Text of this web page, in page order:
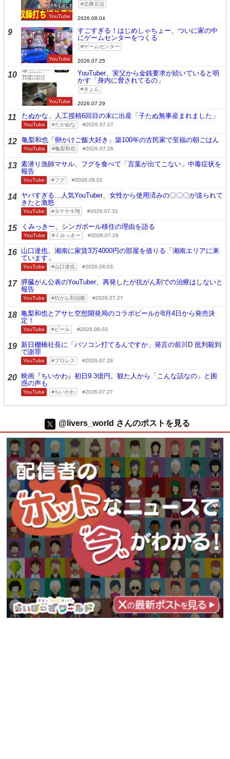
YouTube
北條元治
2026.08.04
9
YouTube
すごすぎる！はじめしゃちょー、ついに家の中
にゲームセンターをつくる
ゲームセンター
2026.07.25
10
YouTube
YouTuber、実父から金銭要求が続いていると明
かす「身内に脅されてるの」
きょん
2026.07.29
11 たぬかな、人工授精6回目の末に出産「子たぬ無事産まれました」
YouTube たかぬな 2026.07.27
12 亀梨和也「卵かけご飯大好き」築100年の古民家で至福の朝ごはん
YouTube 亀梨和也 2026.07.26
13 素潜り漁師マサル、フグを食べて「言葉が出てこない」中毒症状を
報告
YouTube フグ 2026.08.01
14 ヤバすぎる…人気YouTuber、女性から使用済みの〇〇〇が送られて
きたと激怒
YouTube タケヤキ翔 2026.07.31
15 くみっきー、シンガポール移住の理由を語る
YouTube くみっきー 2026.07.28
16 山口達也、湘南に家賃3万4000円の部屋を借りる「湘南エリアに来
ています」
YouTube 山口達也 2026.08.03
17 膵臓がん公表のYouTuber、再発したが抗がん剤での治療はしないと
報告
YouTube 抗がん剤治療 2026.07.27
18 亀梨和也とアサヒ空想開発局のコラボビールが8月4日から発売決
定！
YouTube ビール 2026.08.03
19 新日棚橋社長に「パソコン打てるんですか」発言の前川D 批判殺到
で謝罪
YouTube プロレス 2026.07.29
20 映画『ちいかわ』初日9.3億円。観た人から「こんな話なの」と困
惑の声も
YouTube ちいかわ 2026.07.27
@livers_world さんのポストを見る